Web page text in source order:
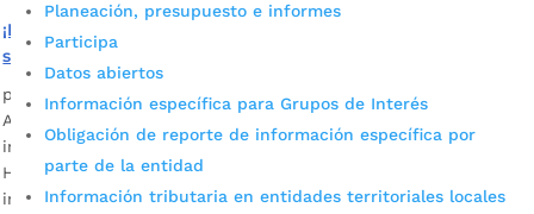
Planeación, presupuesto e informes
Participa
Datos abiertos
Información específica para Grupos de Interés
Obligación de reporte de información específica por
parte de la entidad
Información tributaria en entidades territoriales locales
¡Buenas noticias! Colegio Colorados ya cuenta con
suministro de agua potable
por Edgar Augusto Sánchez May 19, 2022 |
Noticias
Acercar el agua con mangueras hasta los tanques de la
institución (situación que duró casi 10 años) ya es historia.
Hoy 1.440 estudiantes ya gozan de este preciado líquido sin
interrupciones gracias a la gestión del Gobierno del Alcalde